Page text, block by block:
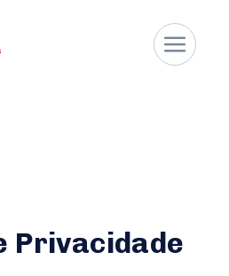
Privacidade